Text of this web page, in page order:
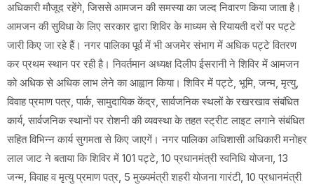
अधिकारी मौजूद रहेंगे, जिससे आमजन की समस्या का जल्द निवारण किया जाता है।
आमजन की सुविधा के लिए सरकार द्वारा शिविर के माध्यम से रियायती दरों पर पट्टे
जारी किए जा रहे हैं। नगर पालिका पूर्व में भी अजमेर संभाग में अधिक पट्टे वितरण
कर प्रथम स्थान पर रही है। निवर्तमान अध्यक्ष दिलीप ईसरानी ने शिविर में आमजन
को अधिक से अधिक लाभ लेने का आह्वान किया। शिविर में पट्टे, भूमि, जन्म, मृत्यु,
विवाह प्रमाण पत्र, पार्क, सामुदायिक केंद्र, सार्वजनिक स्थलों के रखरखाव संबंधित
कार्य, सार्वजनिक स्थानों पर रोशनी की व्यवस्था के तहत स्ट्रीट लाइट लगाने संबंधित
सहित विभिन्न कार्य सुगमता से किए जाएगें। नगर पालिका अधिशासी अधिकारी मनोहर
लाल जाट ने बताया कि शिविर में 101 पट्टे, 10 प्रधानमंत्री स्वनिधि योजना, 13
जन्म, विवाह व मृत्यु प्रमाण पत्र, 5 मुख्यमंत्री शहरी योजना गारंटी, 10 प्रधानमंत्री